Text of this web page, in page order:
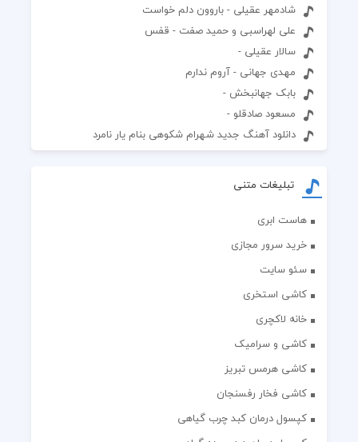
شادمهر عقیلی - باروون دلم خواست
علی لهراسبی و حمید صفت - قفس
سالار عقیلی -
مهدی جهانی - آروم ندارم
بابک جهانبخش -
مسعود صادقلو -
دانلود آهنگ جدید شهرام شکوهی بنام یار نامرد
تبلیغات متنی
هاست ابری
خرید سرور مجازی
سئو سایت
کاشی استخری
خانه لاکچری
کاشی و سرامیک
کاشی هرمس تبریز
کاشی فخار رفسنجان
کپسول درمان کبد چرب گیاهی